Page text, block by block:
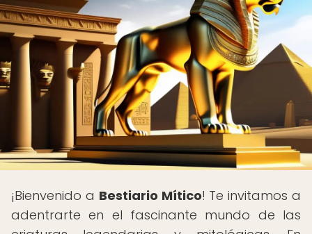
¡Bienvenido a Bestiario Mítico! Te invitamos a
adentrarte en el fascinante mundo de las